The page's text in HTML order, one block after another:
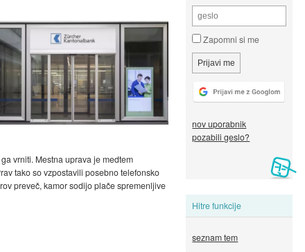
Zapomni si me
nov uporabnik
pozabili geslo?
Hitre funkcije
seznam tem
vrniti. Mestna uprava je medtem
tako so vzpostavili posebno telefonsko
preveč, kamor sodijo plače spremenljive